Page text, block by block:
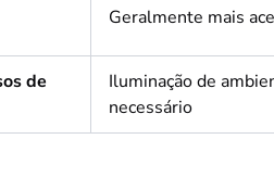
Geralmente mais
de
Iluminação de
necessário